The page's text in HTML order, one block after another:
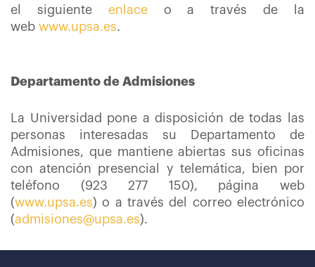
el siguiente enlaceo a través de la
web www.upsa.es.
Departamento de Admisiones
La Universidad pone a disposición de todas las
personas interesadas su Departamento de
Admisiones, que mantiene abiertas sus oficinas
con atención presencial y telemática, bien por
teléfono (923 277 150), página web
(www.upsa.es) o a través del correo electrónico
(admisiones@upsa.es).